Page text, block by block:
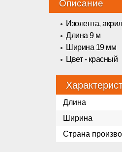
Описание
Изолента, акрил
Длина 9 м
Ширина 19 мм
Цвет - красный
Длина
Ширина
Страна